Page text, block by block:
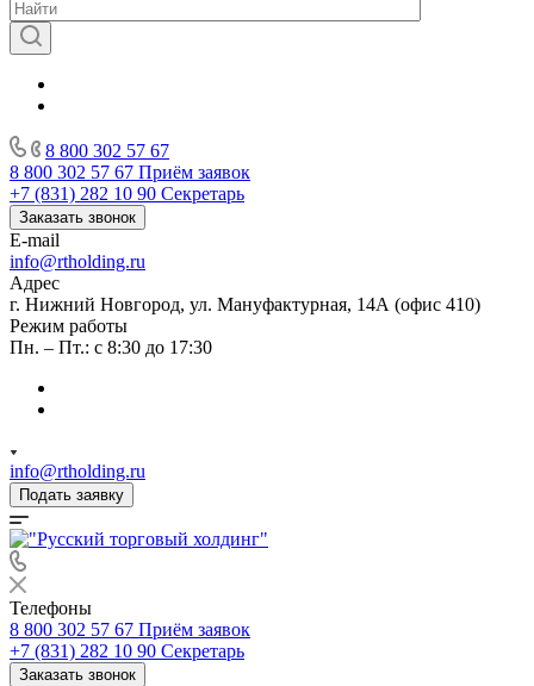
8 800 302 57 67
8 800 302 57 67 Приём заявок
+7 (831) 282 10 90 Секретарь
Заказать звонок
E-mail
info@rtholding.ru
Адрес
г. Нижний Новгород, ул. Мануфактурная, 14А (офис 410)
Режим работы
Пн. – Пт.: с 8:30 до 17:30
info@rtholding.ru
Подать заявку
Телефоны
8 800 302 57 67 Приём заявок
+7 (831) 282 10 90 Секретарь
Заказать звонок